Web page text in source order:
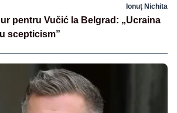
Ionuț Nichita
pentru Vučić la Belgrad: „Ucraina
scepticism”